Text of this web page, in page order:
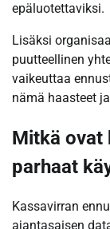
epäluotettaviksi.
Lisäksi
puutteellinen
vaikeuttaa
nämä haasteet
Mitkä ovat
parhaat
Kassavirran
ajantasaisen